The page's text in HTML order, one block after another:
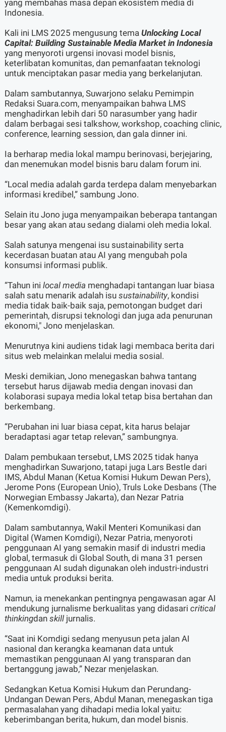
yang membahas masa depan ekosistem media di
Indonesia.
Kali ini LMS 2025 mengusung tema Unlocking Local
Capital: Building Sustainable Media Market in Indonesia
yang menyoroti urgensi inovasi model bisnis,
keterlibatan komunitas, dan pemanfaatan teknologi
untuk menciptakan pasar media yang berkelanjutan.
Dalam sambutannya, Suwarjono selaku Pemimpin
Redaksi Suara.com, menyampaikan bahwa LMS
menghadirkan lebih dari 50 narasumber yang hadir
dalam berbagai sesi talkshow, workshop, coaching clinic,
conference, learning session, dan gala dinner ini.
Ia berharap media lokal mampu berinovasi, berjejaring,
dan menemukan model bisnis baru dalam forum ini.
“Local media adalah garda terdepa dalam menyebarkan
informasi kredibel,” sambung Jono.
Selain itu Jono juga menyampaikan beberapa tantangan
besar yang akan atau sedang dialami oleh media lokal.
Salah satunya mengenai isu sustainability serta
kecerdasan buatan atau AI yang mengubah pola
konsumsi informasi publik.
“Tahun ini local media menghadapi tantangan luar biasa
salah satu menarik adalah isu sustainability, kondisi
media tidak baik-baik saja, pemotongan budget dari
pemerintah, disrupsi teknologi dan juga ada penurunan
ekonomi," Jono menjelaskan.
Menurutnya kini audiens tidak lagi membaca berita dari
situs web melainkan melalui media sosial.
Meski demikian, Jono menegaskan bahwa tantang
tersebut harus dijawab media dengan inovasi dan
kolaborasi supaya media lokal tetap bisa bertahan dan
berkembang.
“Perubahan ini luar biasa cepat, kita harus belajar
beradaptasi agar tetap relevan,” sambungnya.
Dalam pembukaan tersebut, LMS 2025 tidak hanya
menghadirkan Suwarjono, tatapi juga Lars Bestle dari
IMS, Abdul Manan (Ketua Komisi Hukum Dewan Pers),
Jerome Pons (European Unio), Truls Loke Desbans (The
Norwegian Embassy Jakarta), dan Nezar Patria
(Kemenkomdigi).
Dalam sambutannya, Wakil Menteri Komunikasi dan
Digital (Wamen Komdigi), Nezar Patria, menyoroti
penggunaan AI yang semakin masif di industri media
global, termasuk di Global South, di mana 31 persen
penggunaan AI sudah digunakan oleh industri-industri
media untuk produksi berita.
Namun, ia menekankan pentingnya pengawasan agar AI
mendukung jurnalisme berkualitas yang didasari critical
thinkingdan skilljurnalis.
“Saat ini Komdigi sedang menyusun peta jalan AI
nasional dan kerangka keamanan data untuk
memastikan penggunaan AI yang transparan dan
bertanggung jawab,” Nezar menjelaskan.
Sedangkan Ketua Komisi Hukum dan Perundang-
Undangan Dewan Pers, Abdul Manan, menegaskan tiga
permasalahan yang dihadapi media lokal yaitu:
keberimbangan berita, hukum, dan model bisnis.